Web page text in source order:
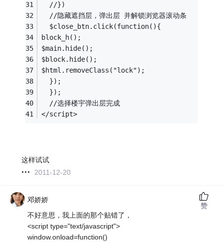
  //})
  //隐藏遮挡层，弹出层 并解锁浏览器滚动条
  $close_btn.click(function(){
block_h();
$main.hide();
$block.hide();
$html.removeClass("lock");
  });
  });
  //选择楼宇弹出层完成
</script>
这样试试
2011-12-20
邓娇娇
不好意思，我上面的那个贴错了，
<script type="text/javascript">
window.onload=function()
赞